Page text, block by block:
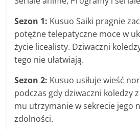
Sezon 1: Kusuo Saiki pragnie
potężne telepatyczne moce w
życie licealisty. Dziwaczni
tego nie ułatwiają.
Sezon 2: Kusuo usiłuje wieść
podczas gdy dziwaczni koledzy
mu utrzymanie w sekrecie jego
zdolności.